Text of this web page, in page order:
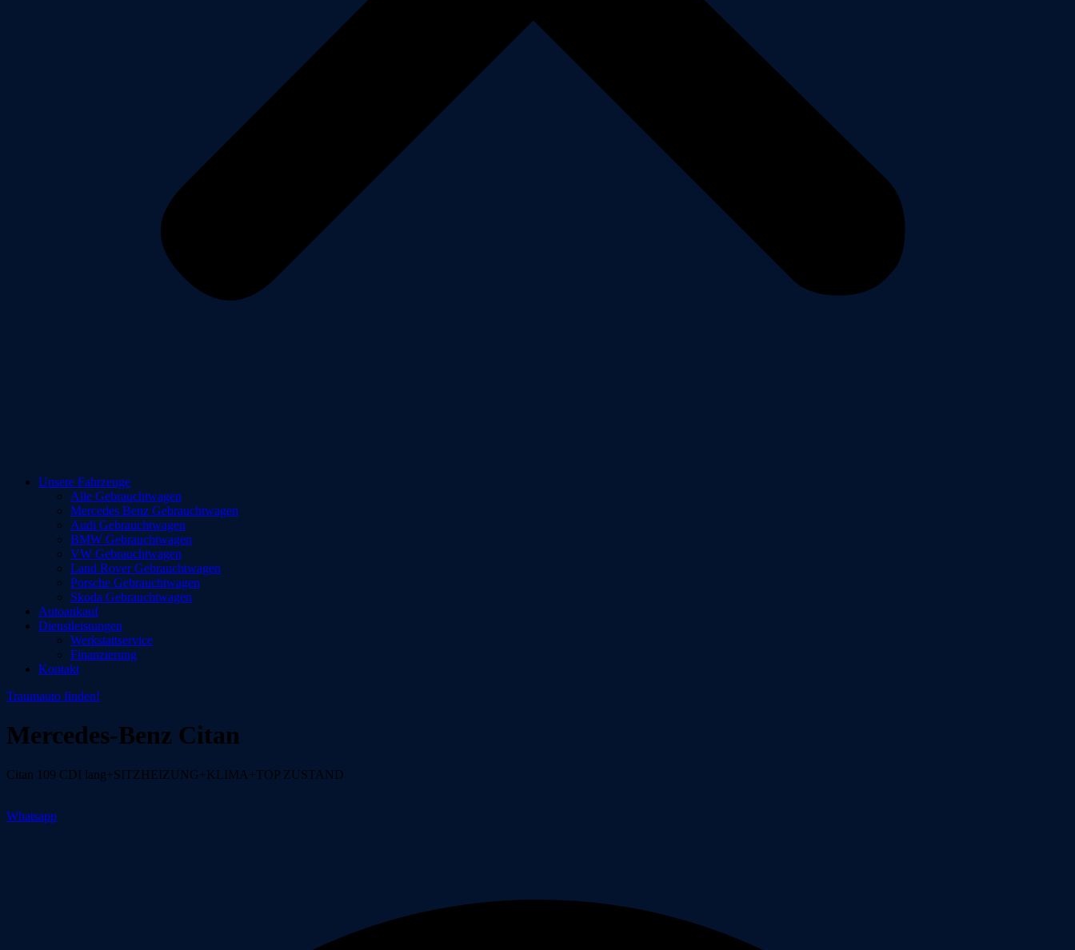
Unsere Fahrzeuge
Alle Gebrauchtwagen
Mercedes Benz Gebrauchtwagen
Audi Gebrauchtwagen
BMW Gebrauchtwagen
VW Gebrauchtwagen
Land Rover Gebrauchtwagen
Porsche Gebrauchtwagen
Skoda Gebrauchtwagen
Autoankauf
Dienstleistungen
Werkstattservice
Finanzierung
Kontakt
Traumauto finden!
Mercedes-Benz Citan
Citan 109 CDI lang+SITZHEIZUNG+KLIMA+TOP ZUSTAND
Whatsapp